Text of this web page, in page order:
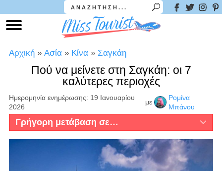
Αρχική » Ασία » Κίνα » Σαγκάη
Πού να μείνετε στη Σαγκάη: οι 7
καλύτερες περιοχές
Ημερομηνία ενημέρωσης: 19 Ιανουαρίου
2026
με
Ρομίνα
Μπάνου
Γρήγορη μετάβαση σε…